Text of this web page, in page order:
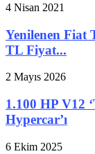
4 Nisan 2021
Yenilenen Fiat
TL Fiyat...
2 Mayıs 2026
1.100 HP V12
Hypercar’ı
6 Ekim 2025